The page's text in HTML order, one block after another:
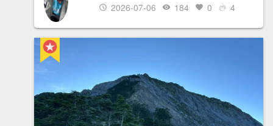
2026-07-06 184 0 4